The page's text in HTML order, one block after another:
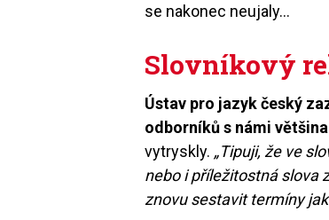
se nakonec neujaly…
Slovníkový
Ústav pro jazyk český
odborníků s námi
vytryskly. „Tipuji, že ve
nebo i příležitostná slova
znovu sestavit termíny